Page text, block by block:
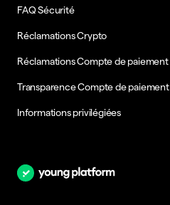
FAQ Sécurité
Réclamations Crypto
Réclamations Compte de paiement
Transparence Compte de paiement
Informations privilégiées